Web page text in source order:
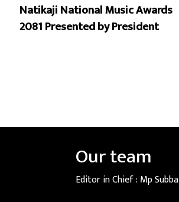
Natikaji National Music Awards
2081 Presented by President
Our team
Editor in Chief : Mp Subba